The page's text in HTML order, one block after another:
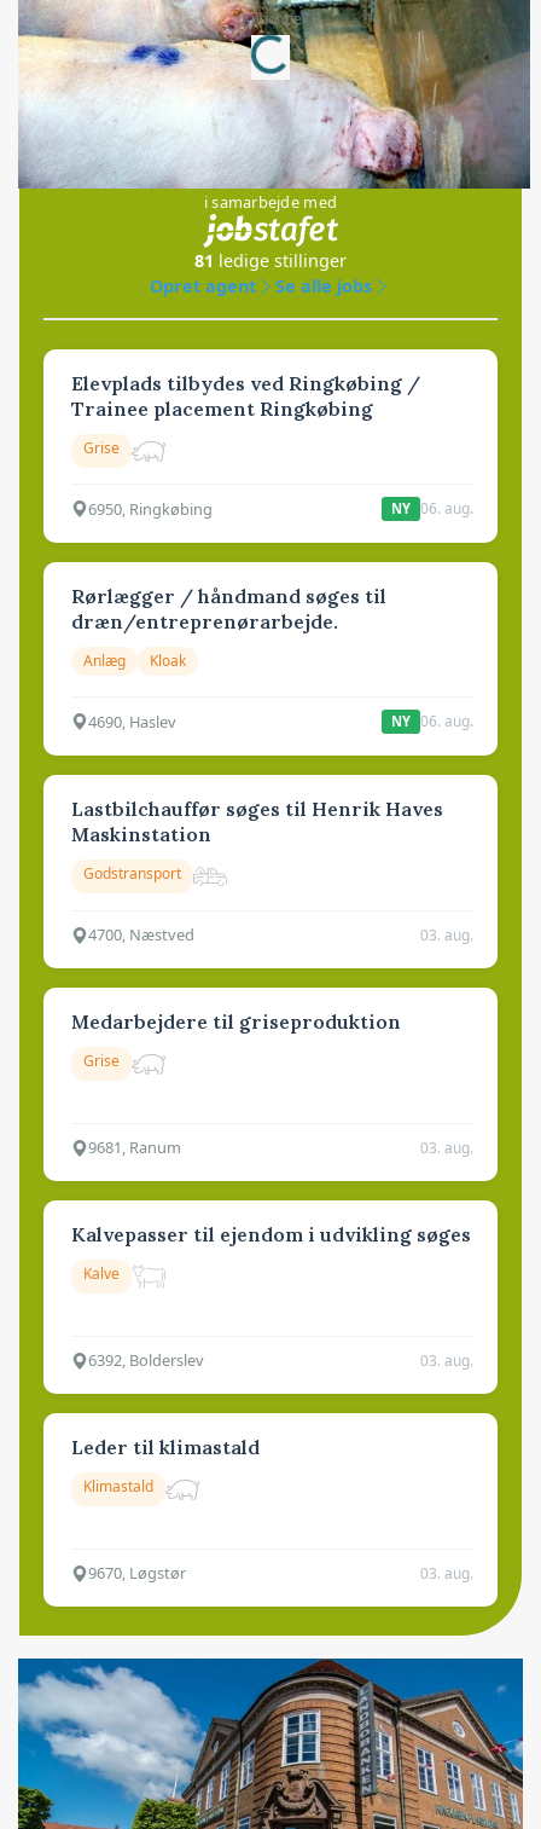
Annonce
Loading...
Jobs
i samarbejde med
81 ledige stillinger
Opret agent
Se alle jobs
Elevplads tilbydes ved Ringkøbing /
Trainee placement Ringkøbing
Grise
6950, Ringkøbing NY 06. aug.
Rørlægger / håndmand søges til
dræn/entreprenørarbejde.
Anlæg Kloak
4690, Haslev NY 06. aug.
Lastbilchauffør søges til Henrik Haves
Maskinstation
Godstransport
4700, Næstved 03. aug.
Medarbejdere til griseproduktion
Grise
9681, Ranum 03. aug.
Kalvepasser til ejendom i udvikling søges
Kalve
6392, Bolderslev 03. aug.
Leder til klimastald
Klimastald
9670, Løgstør 03. aug.